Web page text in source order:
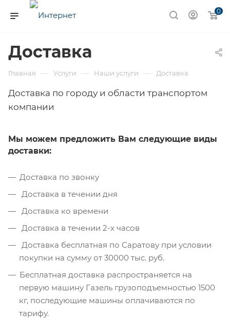
0
Доставка
Главная — Услуги — Наши услуги — Доставка
Доставка по городу и области транспортом
компании
Мы можем предложить Вам следующие виды
доставки:
Доставка по звонку
Доставка в течении дня
Доставка ко времени
Доставка в течении 2-х часов
Доставка бесплатная по Саратову при условии
покупки на сумму от 30000 тыс. руб.
Бесплатная доставка распространяется на
первую машину Газель грузоподъемностью 1500
кг, последующие машины оплачиваются по
тарифу.